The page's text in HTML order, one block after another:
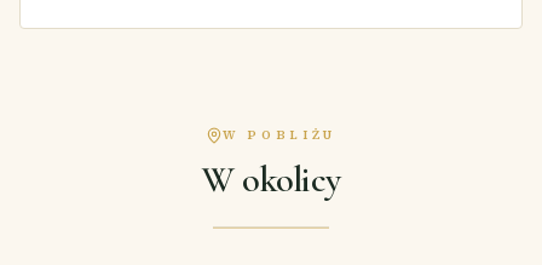
W POBLIŻU
W okolicy